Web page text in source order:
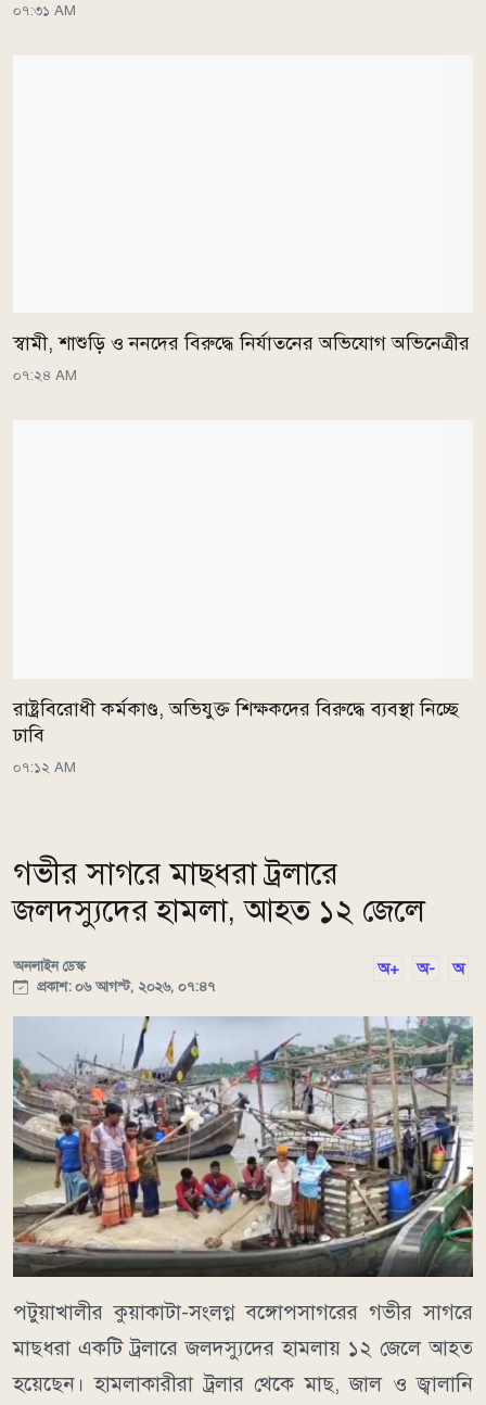
০৭:৩১ AM
স্বামী, শাশুড়ি ও ননদের বিরুদ্ধে নির্যাতনের অভিযোগ অভিনেত্রীর
০৭:২৪ AM
রাষ্ট্রবিরোধী কর্মকাণ্ড, অভিযুক্ত শিক্ষকদের বিরুদ্ধে ব্যবস্থা নিচ্ছে
ঢাবি
০৭:১২ AM
গভীর সাগরে মাছধরা ট্রলারে
জলদস্যুদের হামলা, আহত ১২ জেলে
অনলাইন ডেস্ক
প্রকাশ: ০৬ আগস্ট, ২০২৬, ০৭:৪৭
অ+ অ- অ
পটুয়াখালীর কুয়াকাটা-সংলগ্ন বঙ্গোপসাগরের গভীর সাগরে
মাছধরা একটি ট্রলারে জলদস্যুদের হামলায় ১২ জেলে আহত
হয়েছেন। হামলাকারীরা ট্রলার থেকে মাছ, জাল ও জ্বালানি